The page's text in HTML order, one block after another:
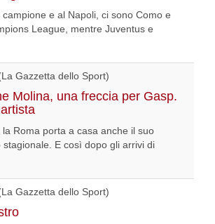
e al Napoli, ci sono Como e
League, mentre Juventus e
Gazzetta dello Sport)
Molina, una freccia per Gasp.
Roma porta a casa anche il suo
stagionale. E così dopo gli arrivi di
Gazzetta dello Sport)